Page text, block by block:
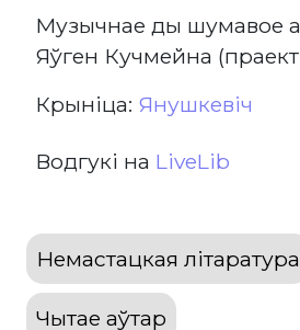
Музычнае ды шумавое
Яўген Кучмейна
Крыніца: Янушкевіч
Водгукі на LiveLib
Немастацкая літаратура
Чытае аўтар